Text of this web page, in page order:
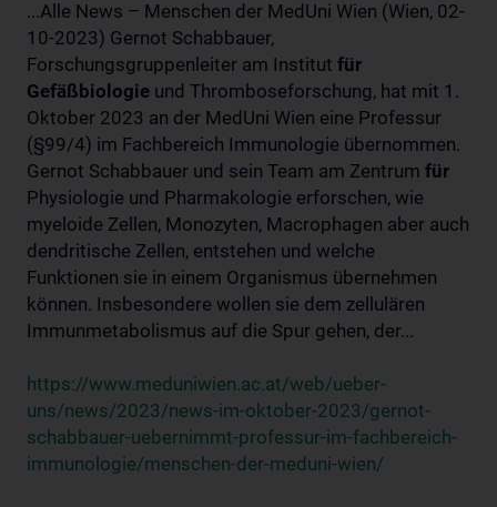
...Alle News – Menschen der MedUni Wien (Wien, 02-
10-2023) Gernot Schabbauer,
Forschungsgruppenleiter am Institut für
Gefäßbiologie und Thromboseforschung, hat mit 1.
Oktober 2023 an der MedUni Wien eine Professur
(§99/4) im Fachbereich Immunologie übernommen.
Gernot Schabbauer und sein Team am Zentrum für
Physiologie und Pharmakologie erforschen, wie
myeloide Zellen, Monozyten, Macrophagen aber auch
dendritische Zellen, entstehen und welche
Funktionen sie in einem Organismus übernehmen
können. Insbesondere wollen sie dem zellulären
Immunmetabolismus auf die Spur gehen, der...
https://www.meduniwien.ac.at/web/ueber-
uns/news/2023/news-im-oktober-2023/gernot-
schabbauer-uebernimmt-professur-im-fachbereich-
immunologie/menschen-der-meduni-wien/